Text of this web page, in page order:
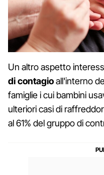
Un altro aspetto
di contagioall'interno
famiglie i cui bambini
ulteriori casi di
al 61% del gruppo di